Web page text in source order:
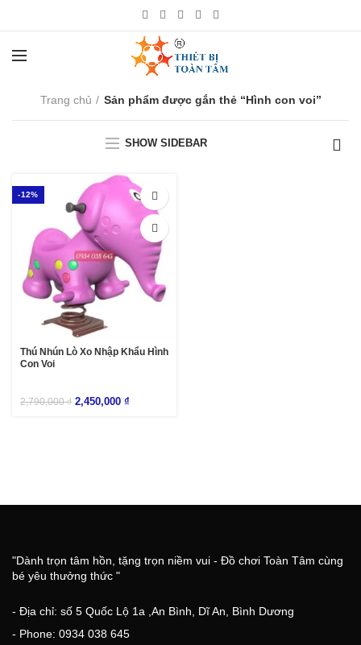
Trang chủ Sản phẩm được gắn thẻ “Hình con voi”
SHOW SIDEBAR
-12%
Thú Nhún Lò Xo Nhập Khẩu Hình
Con Voi
2,790,000₫ 2,450,000 ₫
"Dành trọn tâm hồn, tặng trọn niềm vui - Đồ chơi Toàn Tâm cùng
bé yêu thưởng thức "
- Địa chỉ: số 5 Quốc Lộ 1a ,An Bình, Dĩ An, Bình Dương
- Phone: 0934 038 645